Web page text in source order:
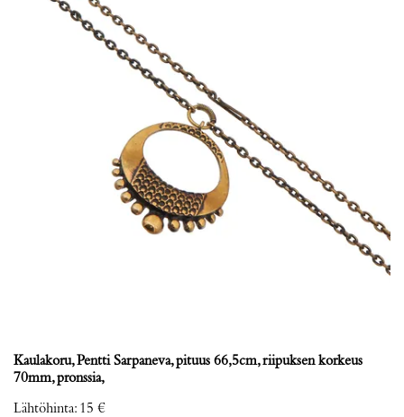
Kaulakoru, Pentti Sarpaneva, pituus 66,5cm, riipuksen korkeus
70mm, pronssia,
Lähtöhinta: 15 €